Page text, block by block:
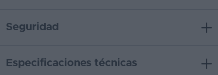
Seguridad
Especificaciones técnicas